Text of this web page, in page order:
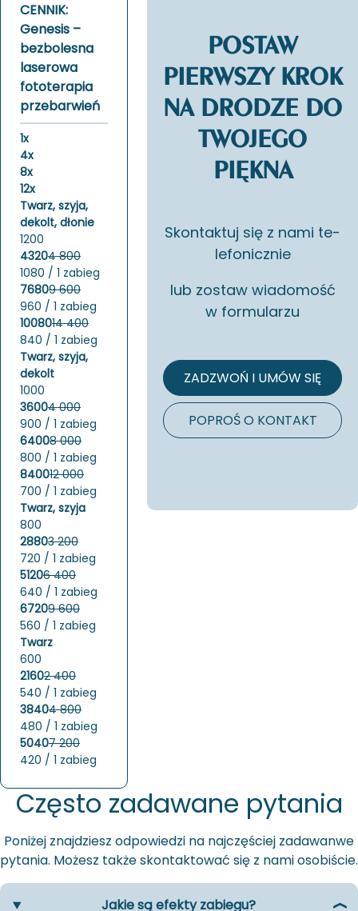
CENNIK:
Genesis –
bezbolesna
laserowa
fototerapia
przebarwień
1x
4x
8x
12x
Twarz, szyja,
dekolt, dłonie
1200
43204 800
1080 / 1 zabieg
76809 600
960 / 1 zabieg
1008014 400
840 / 1 zabieg
Twarz, szyja,
dekolt
1000
36004 000
900 / 1 zabieg
64008 000
800 / 1 zabieg
840012 000
700 / 1 zabieg
Twarz, szyja
800
28803 200
720 / 1 zabieg
51206 400
640 / 1 zabieg
67209 600
560 / 1 zabieg
Twarz
600
21602 400
540 / 1 zabieg
38404 800
480 / 1 zabieg
50407 200
420 / 1 zabieg
POSTAW
PIERWSZY KROK
NA DRODZE DO
TWOJEGO
PIĘKNA
Skon­tak­tuj się z nami te­
le­fo­nicz­nie
lub zo­staw wia­do­mość
w for­mu­la­rzu
ZADZWOŃ I UMÓW SIĘ
POPROŚ O KONTAKT
Często zadawane pytania
Po­ni­żej znaj­dziesz od­po­wie­dzi na naj­czę­ściej za­da­wan­we
py­ta­nia. Mo­żesz także skon­tak­to­wać się z nami oso­bi­ście.
Jakie są efekty zabiegu?